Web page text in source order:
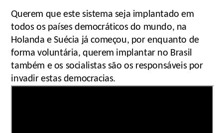
Querem que este sistema seja implantado em
todos os países democráticos do mundo, na
Holanda e Suécia já começou, por enquanto de
forma voluntária, querem implantar no Brasil
também e os socialistas são os responsáveis por
invadir estas democracias.